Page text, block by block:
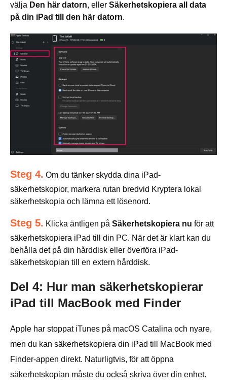
välja Den här datorn, eller Säkerhetskopiera all data
på din iPad till den här datorn.
Steg 4. Om du tänker skydda dina iPad-
säkerhetskopior, markera rutan bredvid Kryptera lokal
säkerhetskopia och lämna ett lösenord.
Steg 5. Klicka äntligen på Säkerhetskopiera nu för att
säkerhetskopiera iPad till din PC. När det är klart kan du
behålla det på din hårddisk eller överföra iPad-
säkerhetskopian till en extern hårddisk.
Del 4: Hur man säkerhetskopierar
iPad till MacBook med Finder
Apple har stoppat iTunes på macOS Catalina och nyare,
men du kan säkerhetskopiera din iPad till MacBook med
Finder-appen direkt. Naturligtvis, för att öppna
säkerhetskopian måste du också skriva över din enhet.